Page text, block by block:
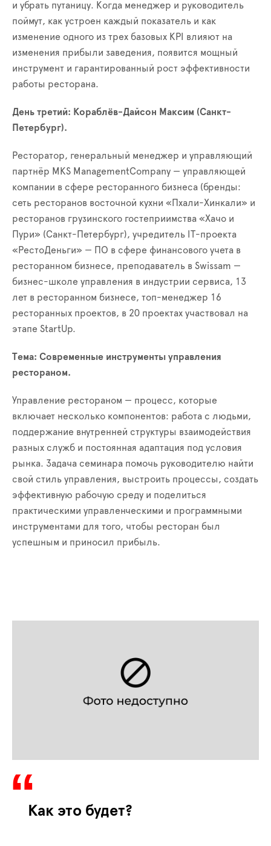
и убрать путаницу. Когда менеджер и руководитель
поймут, как устроен каждый показатель и как
изменение одного из трех базовых KPI влияют на
изменения прибыли заведения, появится мощный
инструмент и гарантированный рост эффективности
работы ресторана.
День третий: Кораблёв-Дайсон Максим (Санкт-
Петербург).
Ресторатор, генеральный менеджер и управляющий
партнёр MKS ManagementCompany — управляющей
компании в сфере ресторанного бизнеса (бренды:
сеть ресторанов восточной кухни «Пхали-Хинкали» и
ресторанов грузинского гостеприимства «Хачо и
Пури» (Санкт-Петербург), учредитель IT-проекта
«РестоДеньги» — ПО в сфере финансового учета в
ресторанном бизнесе, преподаватель в Swissam —
бизнес-школе управления в индустрии сервиса, 13
лет в ресторанном бизнесе, топ-менеджер 16
ресторанных проектов, в 20 проектах участвовал на
этапе StartUp.
Тема: Современные инструменты управления
рестораном.
Управление рестораном — процесс, которые
включает несколько компонентов: работа с людьми,
поддержание внутренней структуры взаимодействия
разных служб и постоянная адаптация под условия
рынка. Задача семинара помочь руководителю найти
свой стиль управления, выстроить процессы, создать
эффективную рабочую среду и поделиться
практическими управленческими и программными
инструментами для того, чтобы ресторан был
успешным и приносил прибыль.
Как это будет?